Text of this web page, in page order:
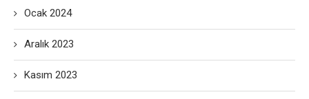
Ocak 2024
Aralık 2023
Kasım 2023